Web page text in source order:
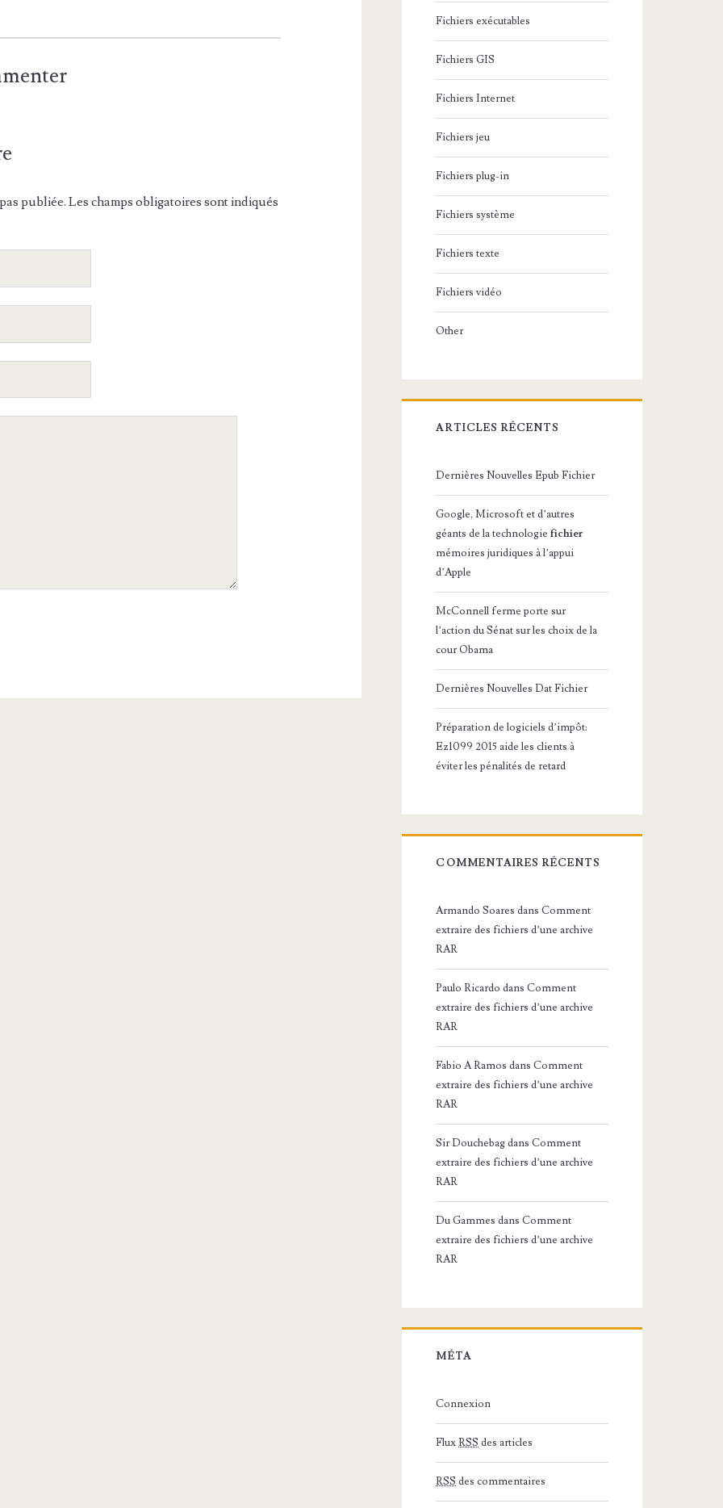
publiée. Les champs obligatoires sont indiqués
Fichiers exécutables
Fichiers GIS
Fichiers Internet
Fichiers jeu
Fichiers plug-in
Fichiers système
Fichiers texte
Fichiers vidéo
Other
ARTICLES RÉCENTS
Dernières Nouvelles Epub Fichier
Google, Microsoft et d’autres
géants de la technologiefichier
mémoires juridiques à l’appui
d’Apple
McConnell ferme porte sur
l’action du Sénat sur les choix de la
cour Obama
Dernières Nouvelles Dat Fichier
Préparation de logiciels d’impôt:
Ez1099 2015 aide les clients à
éviter les pénalités de retard
COMMENTAIRES RÉCENTS
Armando Soares dansComment
extraire des fichiers d’une archive
RAR
Paulo Ricardo dansComment
extraire des fichiers d’une archive
RAR
Fabio A Ramos dansComment
extraire des fichiers d’une archive
RAR
Sir DouchebagdansComment
extraire des fichiers d’une archive
RAR
Du Gammes dansComment
extraire des fichiers d’une archive
RAR
MÉTA
Connexion
FluxRSS des articles
RSS des commentaires